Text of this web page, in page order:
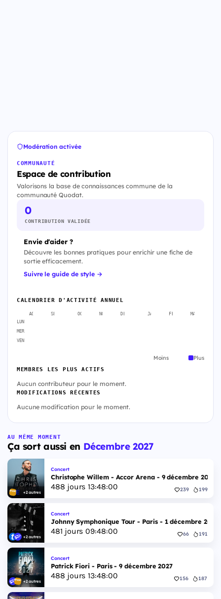
Modération activée
COMMUNAUTÉ
Espace de contribution
Valorisons la base de connaissances commune de la
communauté Quodat.
0
CONTRIBUTION VALIDÉE
Envie d'aider ?
Découvre les bonnes pratiques pour enrichir une fiche de
sortie efficacement.
Suivre le guide de style →
CALENDRIER D'ACTIVITÉ ANNUEL
AOÛT SEPT. OCT. NOV. DÉC. JANV. FÉVR. MARS
LUN
MER
VEN
Moins Plus
MEMBRES LES PLUS ACTIFS
Aucun contributeur pour le moment.
MODIFICATIONS RÉCENTES
Aucune modification pour le moment.
AU MÊME MOMENT
Ça sort aussi en Décembre 2027
+2 autres
Concert
Christophe Willem - Accor Arena - 9 décembre 2027
488 jours 13:47:59 239 199
+2 autres
Concert
Johnny Symphonique Tour - Paris - 1 décembre 2027
481 jours 09:47:59 66 191
+2 autres
Concert
Patrick Fiori - Paris - 9 décembre 2027
488 jours 13:47:59 156 187